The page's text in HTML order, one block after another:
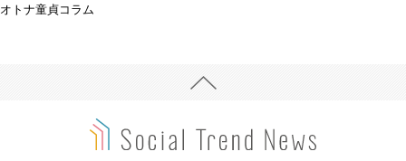
オトナ童貞コラム